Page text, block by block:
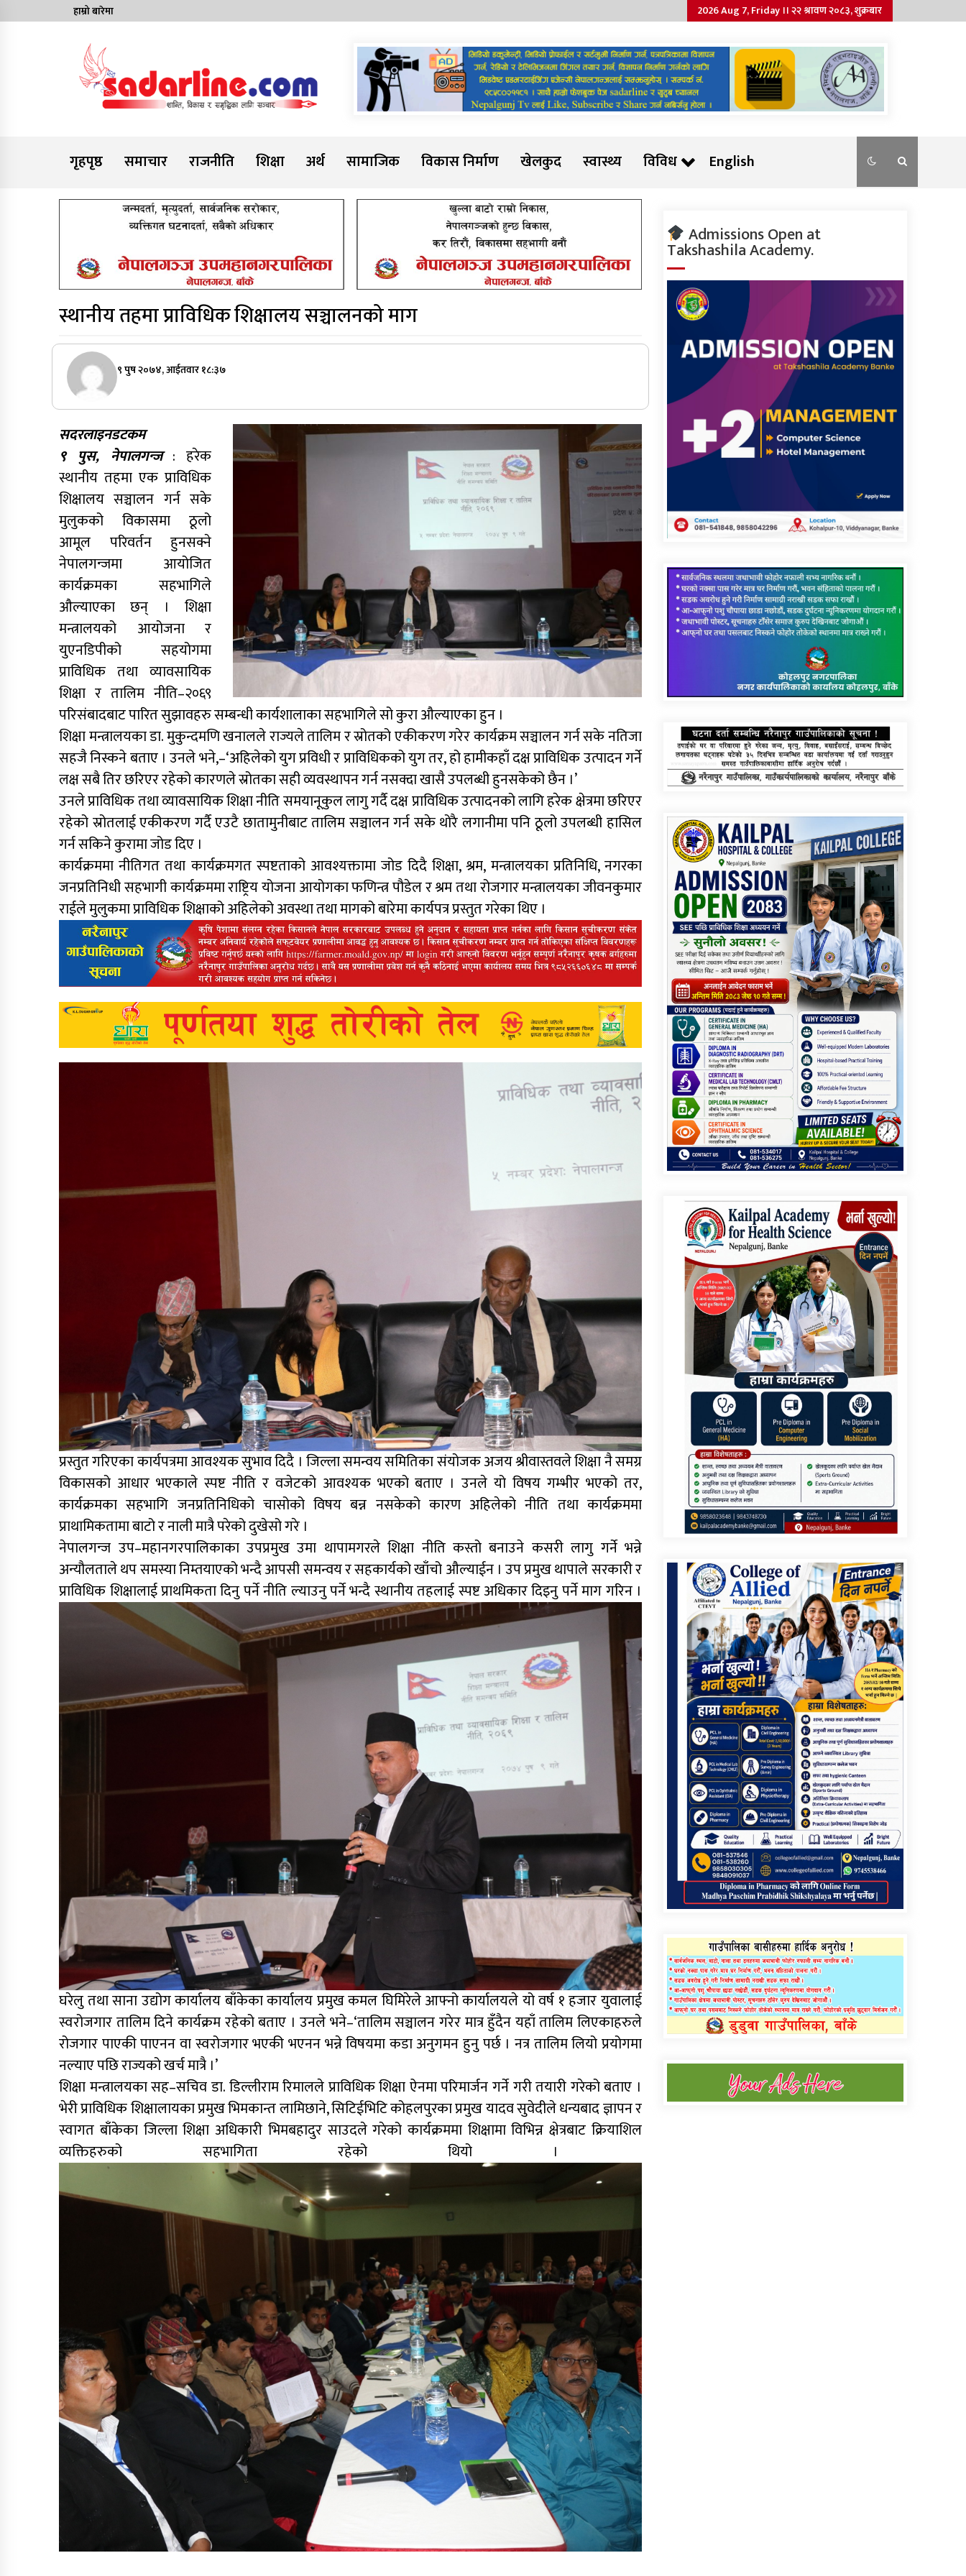
to
हाम्रो बारेमा 2026 Aug 7, Friday ।। २२ श्रावण २०८३, शुक्रबार
Sadarline
गृहपृष्ठ
समाचार राजनीति शिक्षा अर्थ सामाजिक विकास निर्माण खेलकुद स्वास्थ्य विविध English
स्थानीय तहमा प्राविधिक शिक्षालय सञ्चालनको माग
९ पुष २०७४, आईतवार १८:३७
सदरलाइनडटकम
९ पुस, नेपालगन्ज: हरेक
स्थानीय तहमा एक प्राविधिक
शिक्षालय सञ्चालन गर्न सके
मुलुकको विकासमा ठूलो
आमूल परिवर्तन हुनसक्ने
नेपालगन्जमा आयोजित
कार्यक्रमका सहभागिले
औल्याएका छन् । शिक्षा
मन्त्रालयको आयोजना र
युएनडिपीको सहयोगमा
प्राविधिक तथा व्यावसायिक
शिक्षा र तालिम नीति–२०६९
परिसंबादबाट पारित सुझावहरु सम्बन्धी कार्यशालाका सहभागिले सो कुरा औल्याएका हुन ।
शिक्षा मन्त्रालयका डा. मुकुन्दमणि खनालले राज्यले तालिम र स्रोतको एकीकरण गरेर कार्यक्रम सञ्चालन गर्न सके नतिजा
सहजै निस्कने बताए । उनले भने,–‘अहिलेको युग प्रविधी र प्राविधिकको युग तर, हो हामीकहाँ दक्ष प्राविधिक उत्पादन गर्ने
लक्ष सबै तिर छरिएर रहेको कारणले स्रोतका सही व्यवस्थापन गर्न नसक्दा खासै उपलब्धी हुनसकेको छैन ।’
उनले प्राविधिक तथा व्यावसायिक शिक्षा नीति समयानूकुल लागु गर्दै दक्ष प्राविधिक उत्पादनको लागि हरेक क्षेत्रमा छरिएर
रहेको स्रोतलाई एकीकरण गर्दै एउटै छातामुनीबाट तालिम सञ्चालन गर्न सके थोरै लगानीमा पनि ठूलो उपलब्धी हासिल
गर्न सकिने कुरामा जोड दिए ।
कार्यक्रममा नीतिगत तथा कार्यक्रमगत स्पष्टताको आवश्यक्तामा जोड दिदै शिक्षा, श्रम, मन्त्रालयका प्रतिनिधि, नगरका
जनप्रतिनिधी सहभागी कार्यक्रममा राष्ट्रिय योजना आयोगका फणिन्त्र पौडेल र श्रम तथा रोजगार मन्त्रालयका जीवनकुमार
राईले मुलुकमा प्राविधिक शिक्षाको अहिलेको अवस्था तथा मागको बारेमा कार्यपत्र प्रस्तुत गरेका थिए ।
प्रस्तुत गरिएका कार्यपत्रमा आवश्यक सुभाव दिदै । जिल्ला समन्वय समितिका संयोजक अजय श्रीवास्तवले शिक्षा नै समग्र
विकासको आधार भएकाले स्पष्ट नीति र वजेटको आवश्यक भएको बताए । उनले यो विषय गम्भीर भएको तर,
कार्यक्रमका सहभागि जनप्रतिनिधिको चासोको विषय बन्न नसकेको कारण अहिलेको नीति तथा कार्यक्रममा
प्राथामिकतामा बाटो र नाली मात्रै परेको दुखेसो गरे ।
नेपालगन्ज उप–महानगरपालिकाका उपप्रमुख उमा थापामगरले शिक्षा नीति कस्तो बनाउने कसरी लागु गर्ने भन्ने
अन्यौलताले थप समस्या निम्तयाएको भन्दै आपसी समन्वय र सहकार्यको खाँचो औल्याईन । उप प्रमुख थापाले सरकारी र
प्राविधिक शिक्षालाई प्राथमिकता दिनु पर्ने नीति ल्याउनु पर्ने भन्दै स्थानीय तहलाई स्पष्ट अधिकार दिइनु पर्ने माग गरिन ।
घरेलु तथा साना उद्योग कार्यालय बाँकेका कार्यालय प्रमुख कमल घिमिरेले आफ्नो कार्यालयले यो वर्ष १ हजार युवालाई
स्वरोजगार तालिम दिने कार्यक्रम रहेको बताए । उनले भने–‘तालिम सञ्चालन गरेर मात्र हुँदैन यहाँ तालिम लिएकाहरुले
रोजगार पाएकी पाएनन वा स्वरोजगार भएकी भएनन भन्ने विषयमा कडा अनुगमन हुनु पर्छ । नत्र तालिम लियो प्रयोगमा
नल्याए पछि राज्यको खर्च मात्रै ।’
शिक्षा मन्त्रालयका सह–सचिव डा. डिल्लीराम रिमालले प्राविधिक शिक्षा ऐनमा परिमार्जन गर्ने गरी तयारी गरेको बताए ।
भेरी प्राविधिक शिक्षालायका प्रमुख भिमकान्त लामिछाने, सिटिईभिटि कोहलपुरका प्रमुख यादव सुवेदीले धन्यबाद ज्ञापन र
स्वागत बाँकेका जिल्ला शिक्षा अधिकारी भिमबहादुर साउदले गरेको कार्यक्रममा शिक्षामा विभिन्न क्षेत्रबाट क्रियाशिल
व्यक्तिहरुको सहभागिता रहेको थियो ।
Admissions Open at
Takshashila Academy.